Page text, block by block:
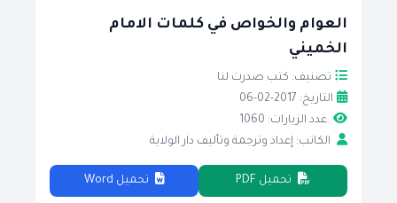
العوام والخواص في كلمات الامام
الخميني
تصنيف: كتب صدرت لنا
التاريخ: 2017-02-06
عدد الزيارات: 1060
الكاتب: إعداد وترجمة وتأليف دار الولاية
تحميل PDF تحميل Word